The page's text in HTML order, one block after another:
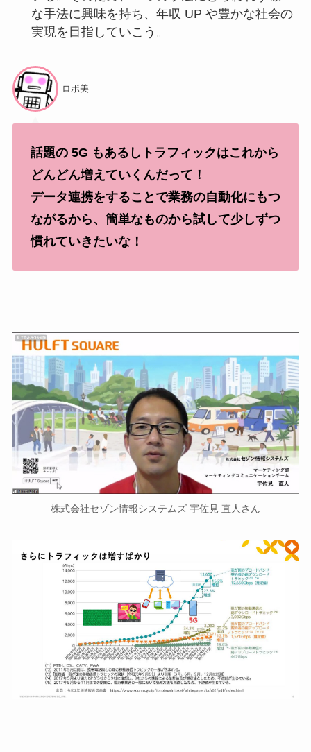
な手法に興味を持ち、年収 UP や豊かな社会の
実現を目指していこう。
ロボ美
話題の 5G もあるしトラフィックはこれから
どんどん増えていくんだって！
データ連携をすることで業務の自動化にもつ
ながるから、簡単なものから試して少しずつ
慣れていきたいな！
株式会社セゾン情報システムズ 宇佐見 直人さん